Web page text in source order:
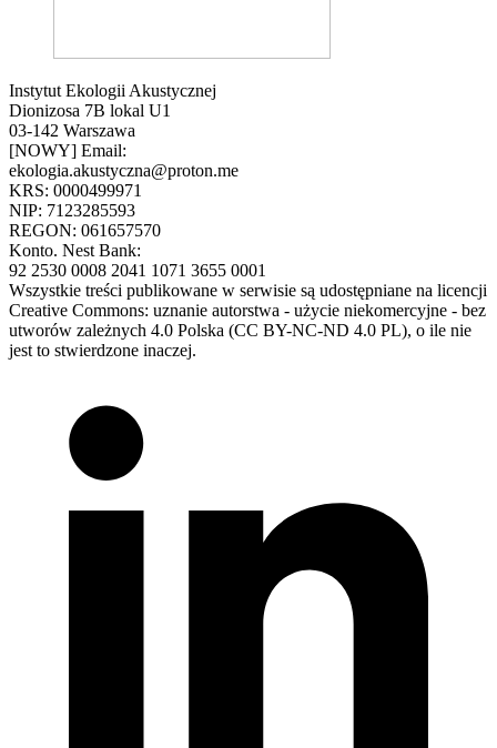
Instytut Ekologii Akustycznej
Dionizosa 7B lokal U1
03-142 Warszawa
[NOWY] Email:
ekologia.akustyczna@proton.me
KRS: 0000499971
NIP: 7123285593
REGON: 061657570
Konto. Nest Bank:
92 2530 0008 2041 1071 3655 0001
Wszystkie treści publikowane w serwisie są udostępniane na licencji
Creative Commons: uznanie autorstwa - użycie niekomercyjne - bez
utworów zależnych 4.0 Polska (CC BY-NC-ND 4.0 PL), o ile nie
jest to stwierdzone inaczej.